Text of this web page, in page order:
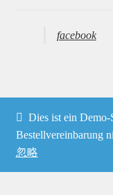
facebook
© Heima online 2026
Dies ist ein
Bestellvereinbarung
忽略